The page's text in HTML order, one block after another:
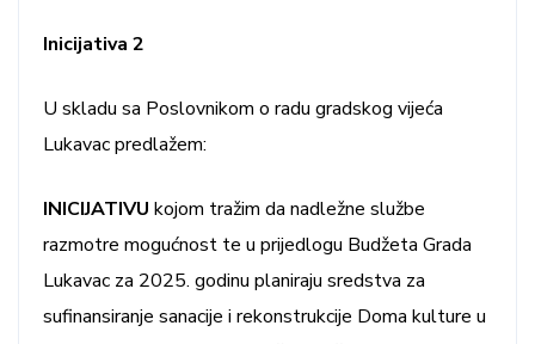
Inicijativa 2
U skladu sa Poslovnikom o radu gradskog vijeća
Lukavac predlažem:
INICIJATIVU kojom tražim da nadležne službe
razmotre mogućnost te u prijedlogu Budžeta Grada
Lukavac za 2025. godinu planiraju sredstva za
sufinansiranje sanacije i rekonstrukcije Doma kulture u